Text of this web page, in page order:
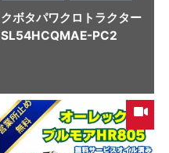
クボタパワクロトラクター
SL54HCQMAE-PC2